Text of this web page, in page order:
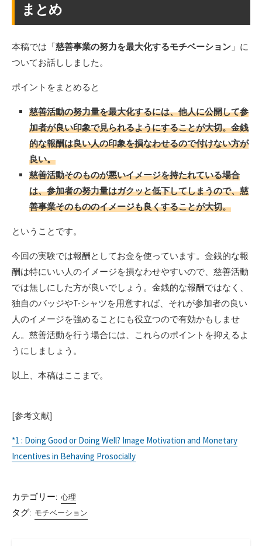
まとめ
本稿では「慈善事業の努力を最大化するモチベーション 」に
ついてお話ししました。
ポイントをまとめると
慈善活動の努力量を最大化するには、他人に公開して参
加者が良い印象で見られるようにすることが大切。金銭
的な報酬は良い人の印象を損なわせるので付けない方が
良い。
慈善活動そのものが悪いイメージを持たれている場合
は、参加者の努力量はガクッと低下してしまうので、慈
善事業そのもののイメージも良くすることが大切。
ということです。
今回の実験では報酬としてお金を使っています。金銭的な報
酬は特にいい人のイメージを損なわせやすいので、慈善活動
では無しにした方が良いでしょう。金銭的な報酬ではなく、
独自のバッジやT-シャツを用意すれば、それが参加者の良い
人のイメージを強めることにも役立つので有効かもしませ
ん。慈善活動を行う場合には、これらのポイントを抑えるよ
うにしましょう。
以上、本稿はここまで。
[参考文献]
*1 : Doing Good or Doing Well? Image Motivation and Monetary
Incentives in Behaving Prosocially
カテゴリー: 心理
タグ: モチベーション